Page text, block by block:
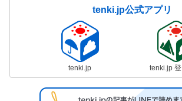
tenki.jp公式アプリ
tenki.jp tenki.jp